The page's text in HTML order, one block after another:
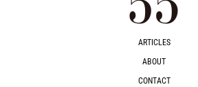
ARTICLES
ABOUT
CONTACT